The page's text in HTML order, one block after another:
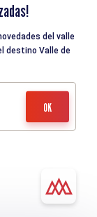
del valle
destino Valle de